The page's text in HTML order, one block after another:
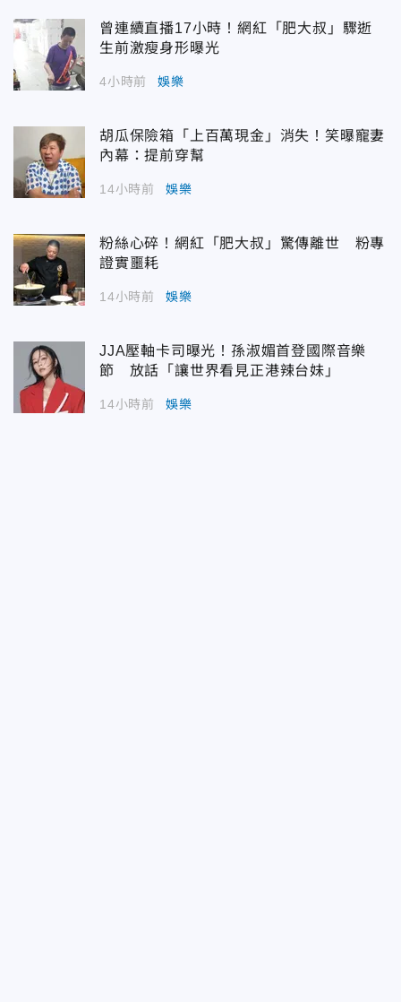
曾連續直播17小時！網紅「肥大叔」驟逝
生前激瘦身形曝光
4小時前 娛樂
胡瓜保險箱「上百萬現金」消失！笑曝寵妻
內幕：提前穿幫
14小時前 娛樂
粉絲心碎！網紅「肥大叔」驚傳離世 粉專
證實噩耗
14小時前 娛樂
JJA壓軸卡司曝光！孫淑媚首登國際音樂
節 放話「讓世界看見正港辣台妹」
14小時前 娛樂